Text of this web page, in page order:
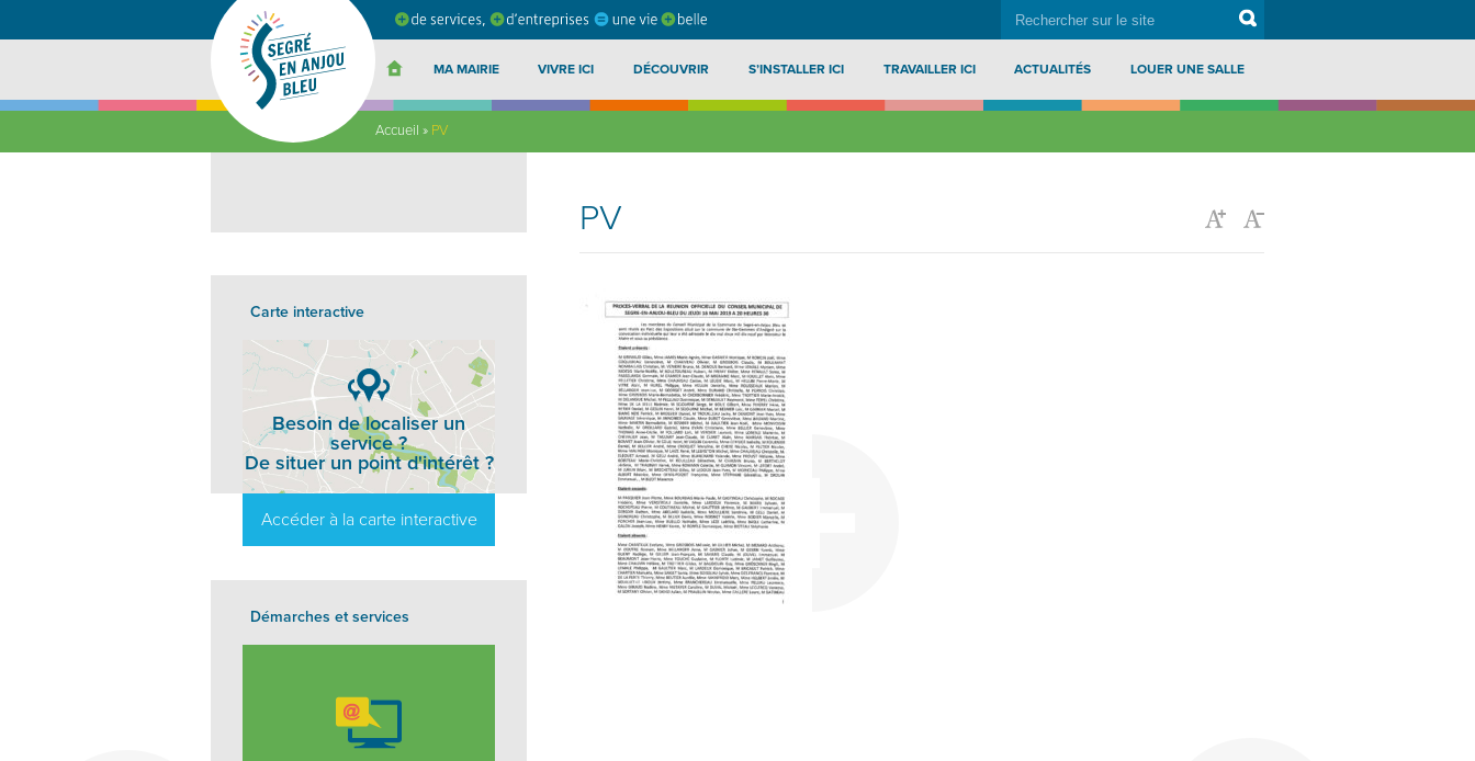
sur
Search
MA MAIRIE VIVRE ICI DÉCOUVRIR S’INSTALLER ICI TRAVAILLER ICI ACTUALITÉS LOUER UNE SALLE
Accueil » PV
PV
Carte interactive
Besoin de localiser un
service ?
De situer un point d'intérêt ?
Accéder à la carte interactive
Démarches et services